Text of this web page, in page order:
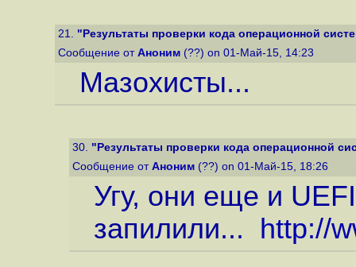
21. "Результаты проверки кода операционной
Сообщение от Аноним (??) on 01-Май-15, 14:23
Мазохисты...
30. "Результаты проверки кода операционной
Сообщение от Аноним (??) on 01-Май-15, 18:26
Угу, они еще и
запилили...
http://